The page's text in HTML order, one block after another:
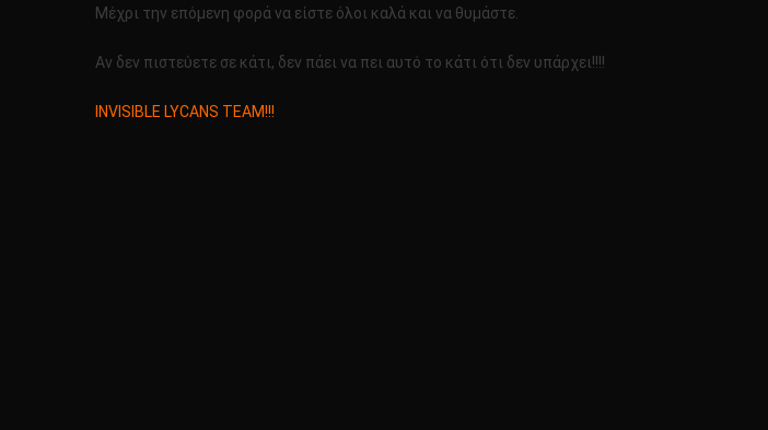
Μέχρι την επόμενη φορά να είστε όλοι καλά και να θυμάστε.
Αν δεν πιστεύετε σε κάτι, δεν πάει να πει αυτό το κάτι ότι δεν υπάρχει!!!!
INVISIBLE LYCANS TEAM!!!